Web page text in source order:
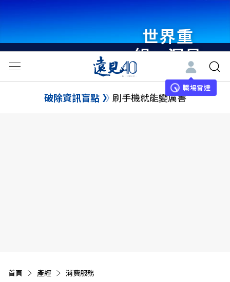
世界重
組・洞見
未來 與
世界領袖
職場雷達
破除資訊盲點 刷手機就能變厲害
首頁 產經 消費服務